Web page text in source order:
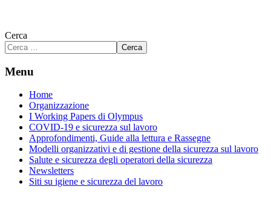
Cerca
Cerca
Menu
Home
Organizzazione
I Working Papers di Olympus
COVID-19 e sicurezza sul lavoro
Approfondimenti, Guide alla lettura e Rassegne
Modelli organizzativi e di gestione della sicurezza sul lavoro
Salute e sicurezza degli operatori della sicurezza
Newsletters
Siti su igiene e sicurezza del lavoro